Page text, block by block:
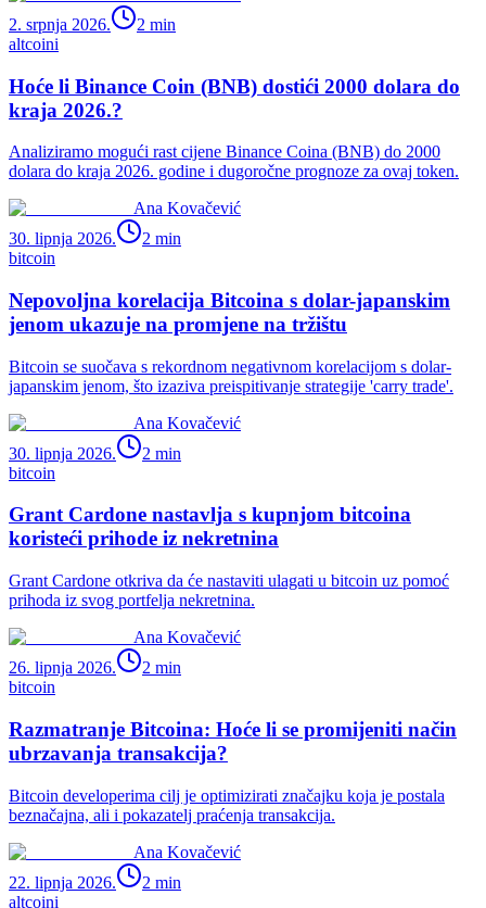
2. srpnja 2026.
2 min
altcoini
Hoće li Binance Coin (BNB) dostići 2000 dolara do
kraja 2026.?
Analiziramo mogući rast cijene Binance Coina (BNB) do 2000
dolara do kraja 2026. godine i dugoročne prognoze za ovaj token.
Ana Kovačević
30. lipnja 2026.
2 min
bitcoin
Nepovoljna korelacija Bitcoina s dolar-japanskim
jenom ukazuje na promjene na tržištu
Bitcoin se suočava s rekordnom negativnom korelacijom s dolar-
japanskim jenom, što izaziva preispitivanje strategije 'carry trade'.
Ana Kovačević
30. lipnja 2026.
2 min
bitcoin
Grant Cardone nastavlja s kupnjom bitcoina
koristeći prihode iz nekretnina
Grant Cardone otkriva da će nastaviti ulagati u bitcoin uz pomoć
prihoda iz svog portfelja nekretnina.
Ana Kovačević
26. lipnja 2026.
2 min
bitcoin
Razmatranje Bitcoina: Hoće li se promijeniti način
ubrzavanja transakcija?
Bitcoin developerima cilj je optimizirati značajku koja je postala
beznačajna, ali i pokazatelj praćenja transakcija.
Ana Kovačević
22. lipnja 2026.
2 min
altcoini